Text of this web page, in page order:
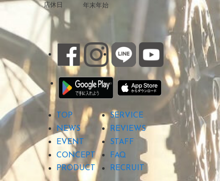
店休日 年末年始
TOP
SERVICE
NEWS
REVIEWS
EVENT
STAFF
CONCEPT
FAQ
PRODUCT
RECRUIT